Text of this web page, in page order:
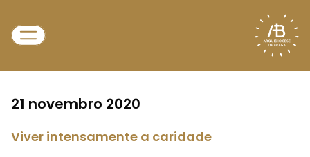
21 novembro 2020
Viver intensamente a caridade